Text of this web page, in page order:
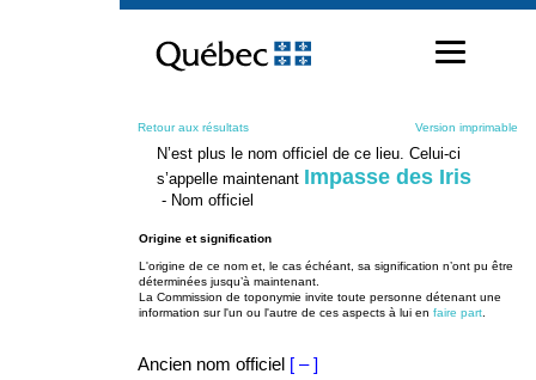
contenu
Retour aux résultats Version imprimable
N’est plus le nom officiel de ce lieu. Celui-ci
s’appelle maintenant Impasse des Iris
- Nom officiel
Origine et signification
L'origine de ce nom et, le cas échéant, sa signification n’ont pu être
déterminées jusqu’à maintenant.
La Commission de toponymie invite toute personne détenant une
information sur l'un ou l'autre de ces aspects à lui en faire part
Ancien nom officiel [ – ]